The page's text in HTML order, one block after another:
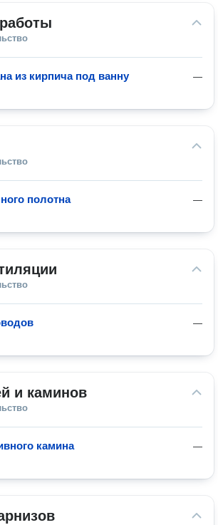
—
из кирпича под ванну
—
полотна
—
и каминов
—
камина